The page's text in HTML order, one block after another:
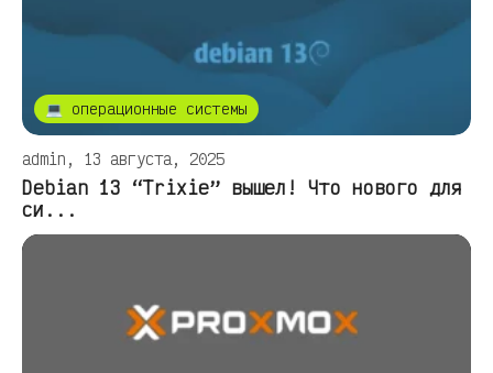
💻 операционные системы
admin, 13 августа, 2025
Debian 13 “Trixie” вышел! Что нового для
си...